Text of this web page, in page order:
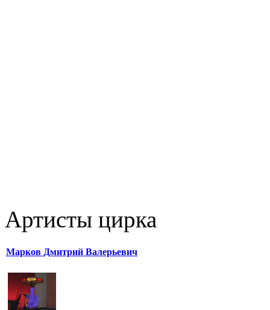
Артисты цирка
Марков Дмитрий Валерьевич